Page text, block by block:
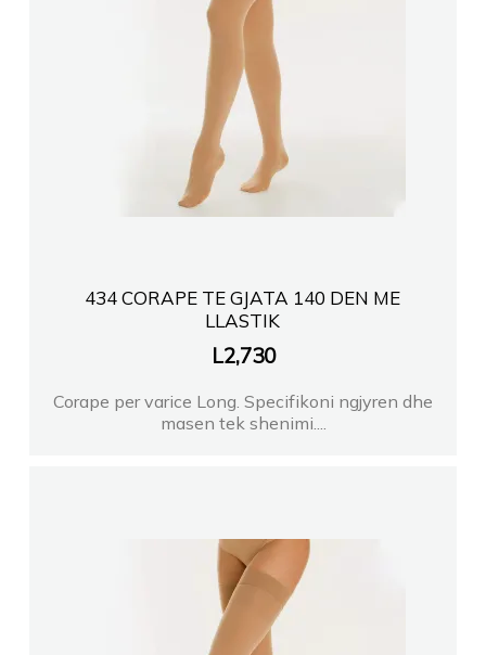
434 CORAPE TE GJATA 140 DEN ME
LLASTIK
L2,730
Corape per varice Long. Specifikoni ngjyren dhe
masen tek shenimi....